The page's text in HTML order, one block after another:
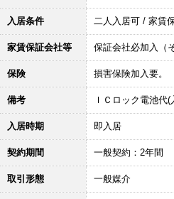
入居条件 二人入居可 / 家賃
家賃保証会社等 保証会社必加入
保険 損害保険加入要。
備考 ＩＣロック電池代
入居時期 即入居
契約期間 一般契約：2年間
取引形態 一般媒介